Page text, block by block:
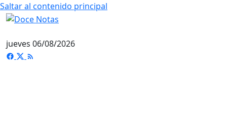
Saltar al contenido principal
jueves 06/08/2026